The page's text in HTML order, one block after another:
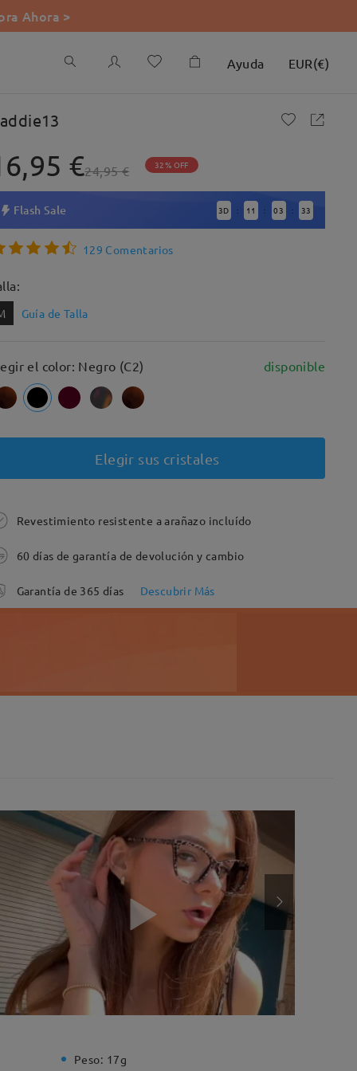
Ahora >
Ayuda EUR(€)
€24,95 € 32% OFF
Flash Sale 3D : 11 : 03 : 30
129 Comentarios
Guía de Talla
el color: Negro (C2) disponible
Elegir sus cristales
Revestimiento resistente a arañazo incluído
60 días de garantía de devolución y cambio
Garantía de 365 días Descubrir Más
Peso: 17g